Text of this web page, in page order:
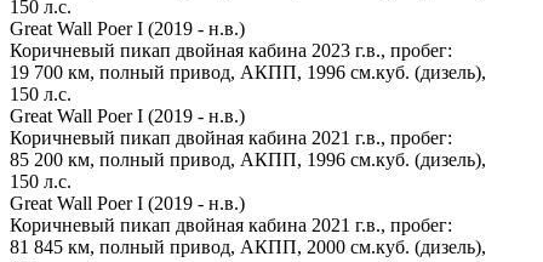
150 л.с.
Great Wall Poer I (2019 - н.в.)
Коричневый пикап двойная кабина 2023 г.в., пробег:
19 700 км, полный привод, АКПП, 1996 см.куб. (дизель),
150 л.с.
Great Wall Poer I (2019 - н.в.)
Коричневый пикап двойная кабина 2021 г.в., пробег:
85 200 км, полный привод, АКПП, 1996 см.куб. (дизель),
150 л.с.
Great Wall Poer I (2019 - н.в.)
Коричневый пикап двойная кабина 2021 г.в., пробег:
81 845 км, полный привод, АКПП, 2000 см.куб. (дизель),